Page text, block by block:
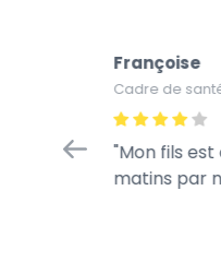
Françoise
Cadre de
Mon fils est
matins par